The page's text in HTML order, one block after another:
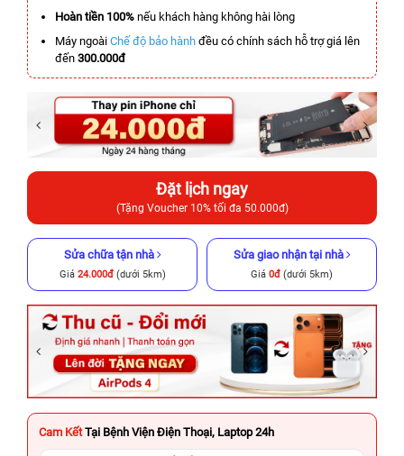
Hoàn tiền 100% nếu khách hàng không hài lòng
Máy ngoài Chế độ bảo hành đều có chính sách hỗ trợ giá lên
đến 300.000đ
Đặt lịch ngay
(Tặng Voucher 10% tối đa 50.000đ)
Sửa chữa tận nhà
Giá 24.000đ(dưới 5km)
Sửa giao nhận tại nhà
Giá 0đ (dưới 5km)
Cam Kết Tại Bệnh Viện Điện Thoại, Laptop 24h